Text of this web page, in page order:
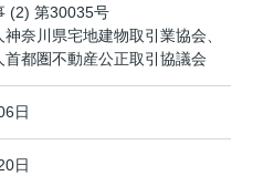
(2) 第30035号
奈川県宅地建物取引業協会、
首都圏不動産公正取引協議会
日
日